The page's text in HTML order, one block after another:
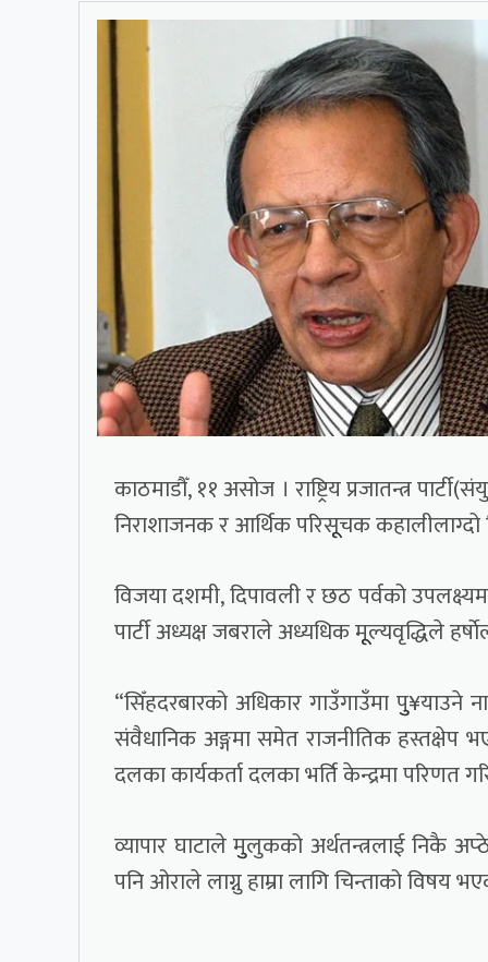
काठमाडौँ, ११ असोज । राष्ट्रिय प्रजातन्त्र
निराशाजनक र आर्थिक परिसूूचक
विजया दशमी, दिपावली र छठ पर्वको
पार्टी अध्यक्ष जबराले अध्यधिक मूूल्यवृद्धिले
“सिँहदरबारको अधिकार गाउँगाउँमा पुु¥याउने
संवैधानिक अङ्गमा समेत राजनीतिक हस्तक्षेप
दलका कार्यकर्ता दलका भर्ति केन्द्रमा परिणत
व्यापार घाटाले मुुलुकको अर्थतन्त्रलाई निकै
पनि ओराले लाग्नु हाम्रा लागि चिन्ताको विषय